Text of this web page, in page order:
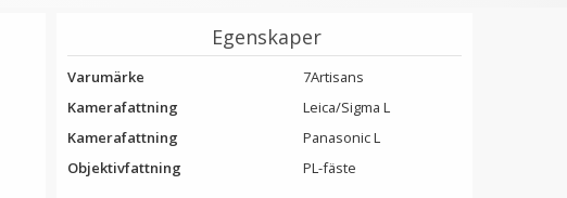
Egenskaper
Varumärke
7Artisans
Kamerafattning
Leica/Sigma L
Kamerafattning
Panasonic L
Objektivfattning
PL-fäste